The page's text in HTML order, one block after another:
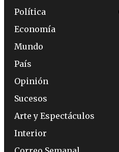
Política
Economía
Mundo
País
Opinión
Sucesos
Arte y Espectáculos
Interior